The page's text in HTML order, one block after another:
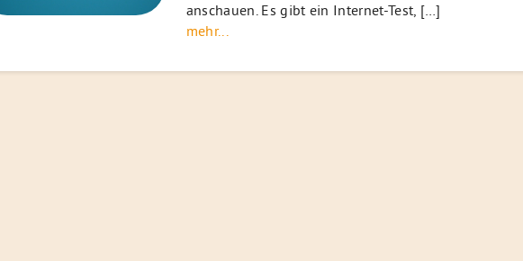
anschauen. Es gibt ein Internet-Test, […]
mehr...